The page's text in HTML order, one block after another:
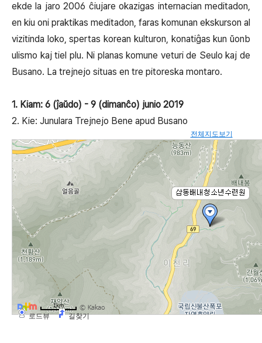
ekde la jaro 2006 ĉiujare okazigas internacian meditadon,
en kiu oni praktikas meditadon, faras komunan ekskurson al
vizitinda loko, spertas korean kulturon, konatiĝas kun ŭonb
ulismo kaj tiel plu. Ni planas komune veturi de Seulo kaj de
Busano. La trejnejo situas en tre pitoreska montaro.
1. Kiam: 6 (ĵaŭdo) - 9 (dimanĉo) junio 2019
2. Kie: Junulara Trejnejo Bene apud Busano
전체지도보기
로드뷰 길찾기